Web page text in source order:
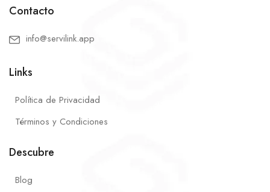
Contacto
info@servilink.app
Links
Política de Privacidad
Términos y Condiciones
Descubre
Blog